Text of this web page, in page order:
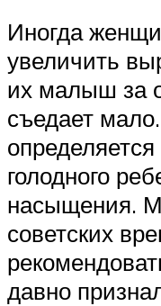
Иногда
увеличить
их малыш за
съедает
голодного
насыщения.
советских
давно